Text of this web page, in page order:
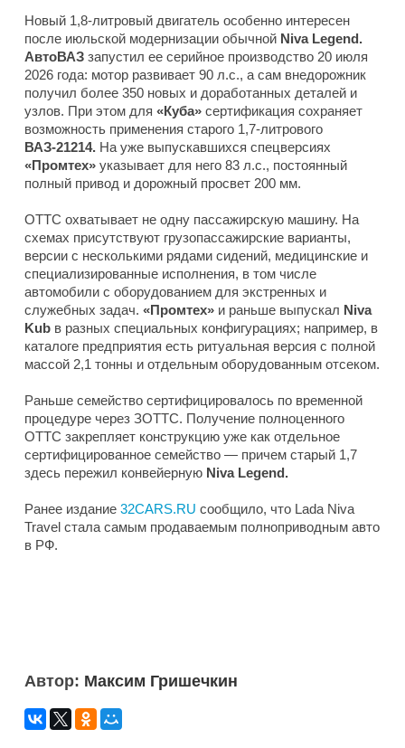
Новый 1,8-литровый двигатель особенно интересен
после июльской модернизации обычной Niva Legend.
АвтоВАЗ запустил ее серийное производство 20 июля
2026 года: мотор развивает 90 л.с., а сам внедорожник
получил более 350 новых и доработанных деталей и
узлов. При этом для «Куба» сертификация сохраняет
возможность применения старого 1,7-литрового
ВАЗ-21214. На уже выпускавшихся спецверсиях
«Промтех» указывает для него 83 л.с., постоянный
полный привод и дорожный просвет 200 мм.
ОТТС охватывает не одну пассажирскую машину. На
схемах присутствуют грузопассажирские варианты,
версии с несколькими рядами сидений, медицинские и
специализированные исполнения, в том числе
автомобили с оборудованием для экстренных и
служебных задач. «Промтех» и раньше выпускал Niva
Kub в разных специальных конфигурациях; например, в
каталоге предприятия есть ритуальная версия с полной
массой 2,1 тонны и отдельным оборудованным отсеком.
Раньше семейство сертифицировалось по временной
процедуре через ЗОТТС. Получение полноценного
ОТТС закрепляет конструкцию уже как отдельное
сертифицированное семейство — причем старый 1,7
здесь пережил конвейерную Niva Legend.
Ранее издание 32CARS.RU сообщило, что Lada Niva
Travel стала самым продаваемым полноприводным авто
в РФ.
Автор: Максим Гришечкин